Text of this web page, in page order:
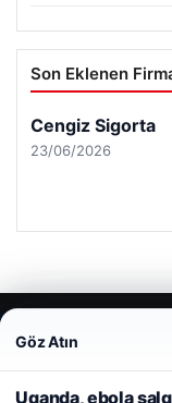
Son Eklenen
Cengiz Sigorta
23/06/2026
Web sitemizi nasıl
deneyiminizi
kullanıyoruz.
Çerez
Göz Atın
Uganda, ebola
Tercüme Bürosu
escort
escort
escort